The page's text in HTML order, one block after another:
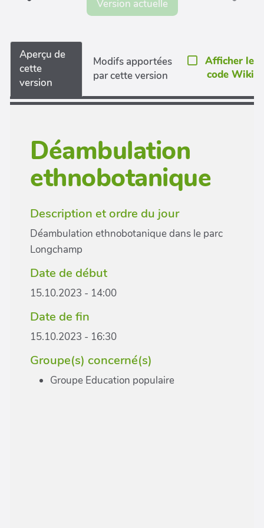
Version actuelle
Aperçu de
cette
version
Modifs apportées
par cette version
Afficher le
code Wiki
Déambulation
ethnobotanique
Description et ordre du jour
Déambulation ethnobotanique dans le parc
Longchamp
Date de début
15.10.2023 - 14:00
Date de fin
15.10.2023 - 16:30
Groupe(s) concerné(s)
Groupe Education populaire